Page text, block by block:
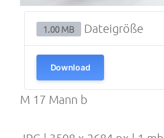
1.00 MB Dateigröße
Download
M 17 Mann b